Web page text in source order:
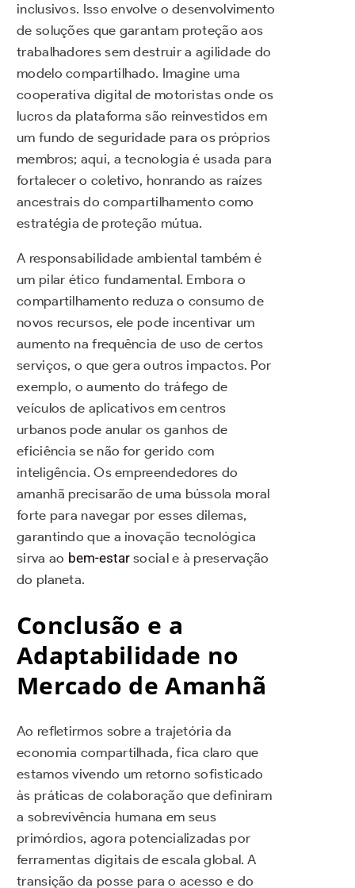
inclusivos. Isso envolve o desenvolvimento
de soluções que garantam proteção aos
trabalhadores sem destruir a agilidade do
modelo compartilhado. Imagine uma
cooperativa digital de motoristas onde os
lucros da plataforma são reinvestidos em
um fundo de seguridade para os próprios
membros; aqui, a tecnologia é usada para
fortalecer o coletivo, honrando as raízes
ancestrais do compartilhamento como
estratégia de proteção mútua.
A responsabilidade ambiental também é
um pilar ético fundamental. Embora o
compartilhamento reduza o consumo de
novos recursos, ele pode incentivar um
aumento na frequência de uso de certos
serviços, o que gera outros impactos. Por
exemplo, o aumento do tráfego de
veículos de aplicativos em centros
urbanos pode anular os ganhos de
eficiência se não for gerido com
inteligência. Os empreendedores do
amanhã precisarão de uma bússola moral
forte para navegar por esses dilemas,
garantindo que a inovação tecnológica
sirva ao bem-estarsocial e à preservação
do planeta.
Conclusão e a
Adaptabilidade no
Mercado de Amanhã
Ao refletirmos sobre a trajetória da
economia compartilhada, fica claro que
estamos vivendo um retorno sofisticado
às práticas de colaboração que definiram
a sobrevivência humana em seus
primórdios, agora potencializadas por
ferramentas digitais de escala global. A
transição da posse para o acesso e do